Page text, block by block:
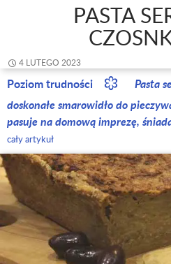
PASTA
4 LUTEGO 2023
Poziom trudności
Pasta
doskonałe smarowidło do
pasuje na domową imprezę,
cały artykuł